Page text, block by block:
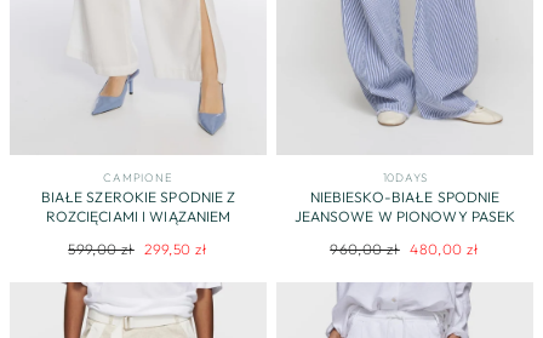
CAMPIONE
BIAŁE SZEROKIE SPODNIE Z
ROZCIĘCIAMI I WIĄZANIEM
Regularna
599,00 zł Cena
299,50 zł
10DAYS
NIEBIESKO-BIAŁE SPODNIE
JEANSOWE W PIONOWY PASEK
Regularna
960,00 zł Cena
480,00 zł